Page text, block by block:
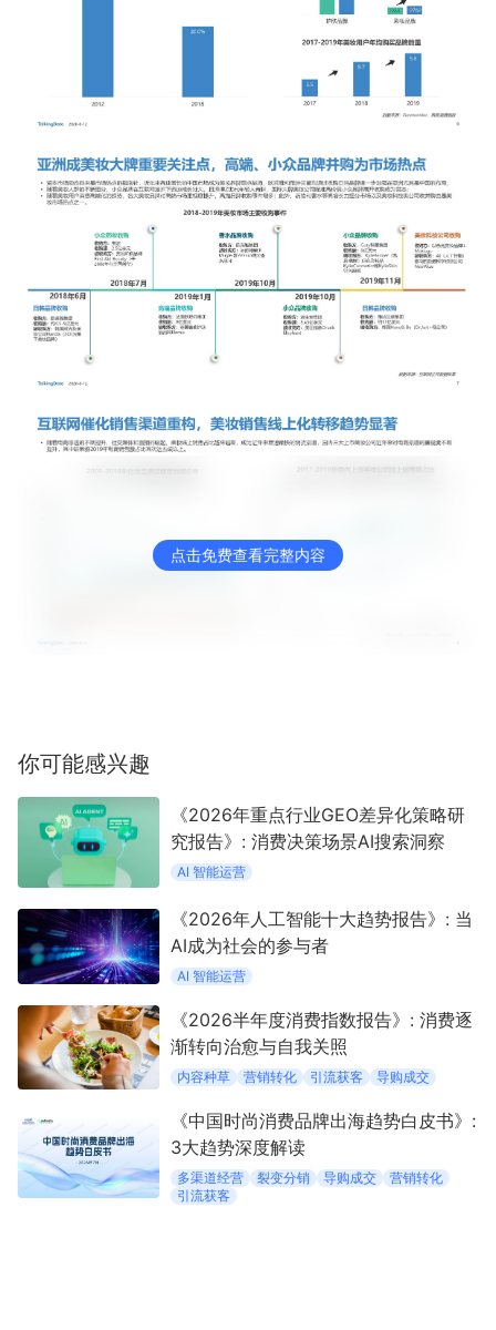
入驻有赞 认证代理商
有赞云 数据通服务
点击免费查看完整内容
你可能感兴趣
《2026年重点行业GEO差异化策略研
究报告》: 消费决策场景AI搜索洞察
AI 智能运营
《2026年人工智能十大趋势报告》: 当
AI成为社会的参与者
AI 智能运营
《2026半年度消费指数报告》: 消费逐
渐转向治愈与自我关照
内容种草 营销转化 引流获客 导购成交
《中国时尚消费品牌出海趋势白皮书》:
3大趋势深度解读
多渠道经营 裂变分销 导购成交
营销转化
引流获客